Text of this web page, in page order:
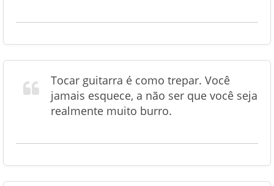
Tocar guitarra é como trepar. Você
jamais esquece, a não ser que você seja
realmente muito burro.